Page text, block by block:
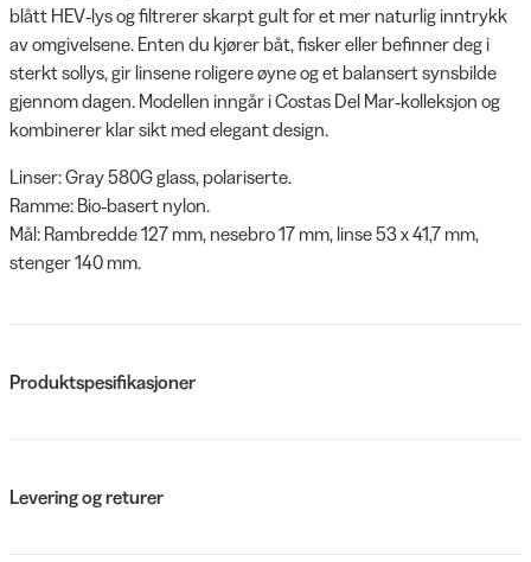
blått HEV‑lys og filtrerer skarpt gult for et mer naturlig inntrykk
av omgivelsene. Enten du kjører båt, fisker eller befinner deg i
sterkt sollys, gir linsene roligere øyne og et balansert synsbilde
gjennom dagen. Modellen inngår i Costas Del Mar‑kolleksjon og
kombinerer klar sikt med elegant design.
Linser: Gray 580G glass, polariserte.
Ramme: Bio‑basert nylon.
Mål: Rambredde 127 mm, nesebro 17 mm, linse 53 x 41,7 mm,
stenger 140 mm.
Produktspesifikasjoner
Levering og returer